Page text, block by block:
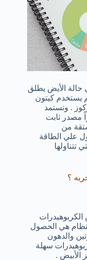
حالة الأيض يطلق
يستخدم كيتون
. وتستمد
مصدر ثابت
من
علي الطاقة
تتناولها
؟
هي الحصول
والدهون
سهلة
الأبيض .